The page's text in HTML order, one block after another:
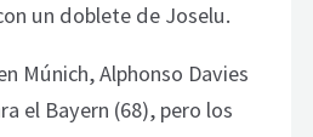
un doblete de Joselu.
Múnich, Alphonso Davies
el Bayern (68), pero los